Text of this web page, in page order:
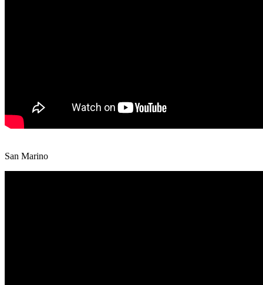
San Marino